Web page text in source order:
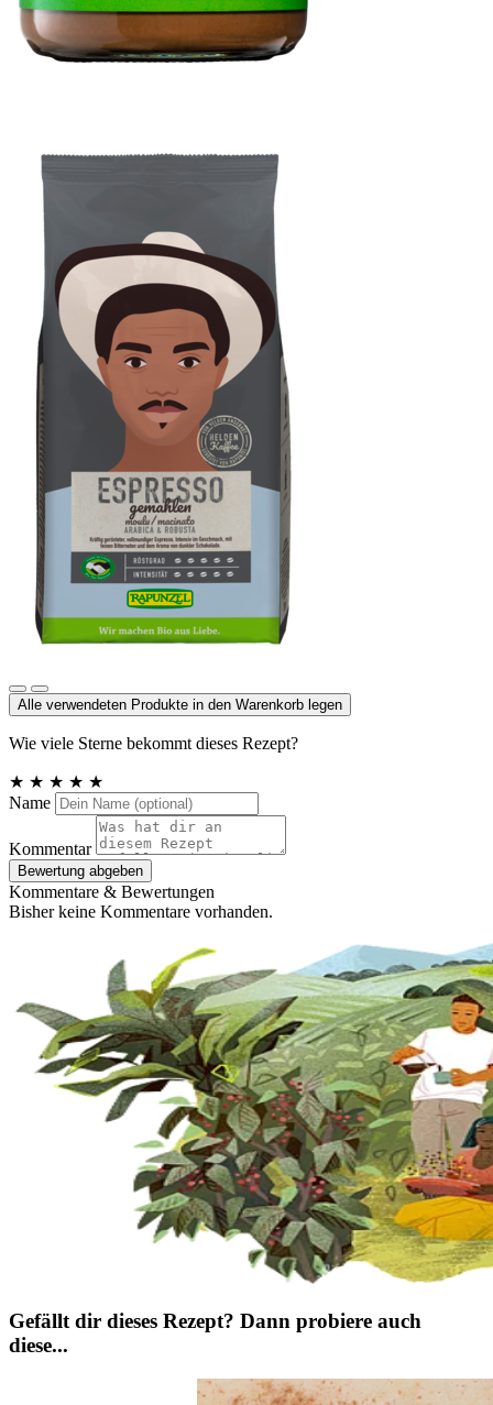
Alle verwendeten Produkte in den Warenkorb legen
Wie viele Sterne bekommt dieses Rezept?
★ ★ ★ ★ ★
Name
Kommentar
Bewertung abgeben
Kommentare & Bewertungen
Bisher keine Kommentare vorhanden.
Gefällt dir dieses Rezept? Dann probiere auch
diese...